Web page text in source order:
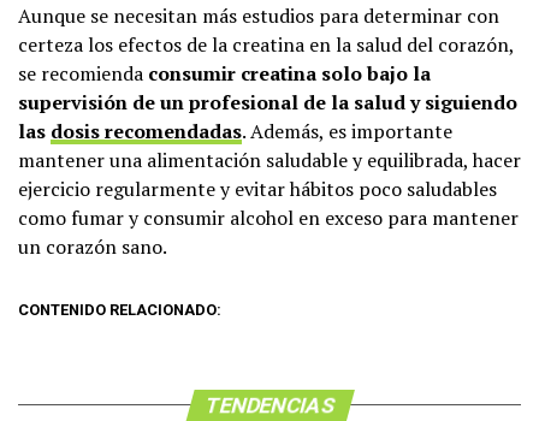
Aunque se necesitan más estudios para determinar con
certeza los efectos de la creatina en la salud del corazón,
se recomienda consumir creatina solo bajo la
supervisión de un profesional de la salud y siguiendo
las dosis recomendadas. Además, es importante
mantener una alimentación saludable y equilibrada, hacer
ejercicio regularmente y evitar hábitos poco saludables
como fumar y consumir alcohol en exceso para mantener
un corazón sano.
CONTENIDO RELACIONADO:
TENDENCIAS